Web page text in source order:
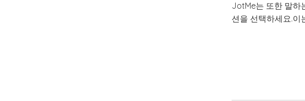
JotMe는 또한 말하
션을 선택하세요.이